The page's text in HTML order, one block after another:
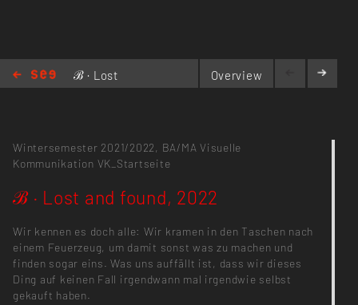
ℬ · Lost
Overview
Wintersemester 2021/2022, BA/MA Visuelle
Kommunikation VK_Startseite
ℬ · Lost and found, 2022
Wir kennen es doch alle: Wir kramen in den Taschen nach
einem Feuerzeug, um damit sonst was zu machen und
finden sogar eins. Was uns auffällt ist, dass wir dieses
Ding auf keinen Fall irgendwann mal irgendwie selbst
gekauft haben.